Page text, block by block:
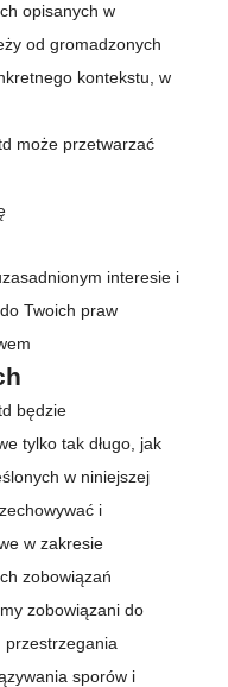
opisanych w
od gromadzonych
kontekstu, w
może przetwarzać
interesie i
Twoich praw
będzie
tylko tak długo, jak
w niniejszej
i
w zakresie
zobowiązań
zobowiązani do
przestrzegania
sporów i